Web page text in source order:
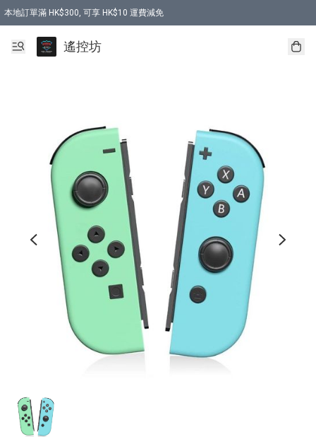
本地訂單滿 HK$300, 可享 HK$10 運費減免
購買 7.6V 6500mah 70C 電池 送 7.6V USB充電器
遙控坊